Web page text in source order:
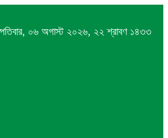
০৬ অগাস্ট ২০২৬, ২২ শ্রাবণ ১৪৩৩